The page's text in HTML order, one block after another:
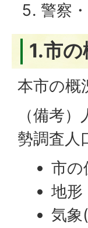
警察
1.市
本市の概
（備考
勢調査人
市の
地形
気象